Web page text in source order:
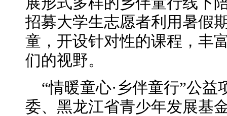
招募大学生志愿者利用暑假
童 ，开设针对性的课程，丰
们的视野。
“情暖童心·乡伴童行”公
委、黑龙江省青少年发展基